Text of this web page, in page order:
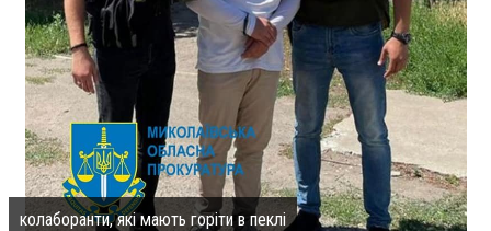
колаборанти, які мають горіти в пеклі